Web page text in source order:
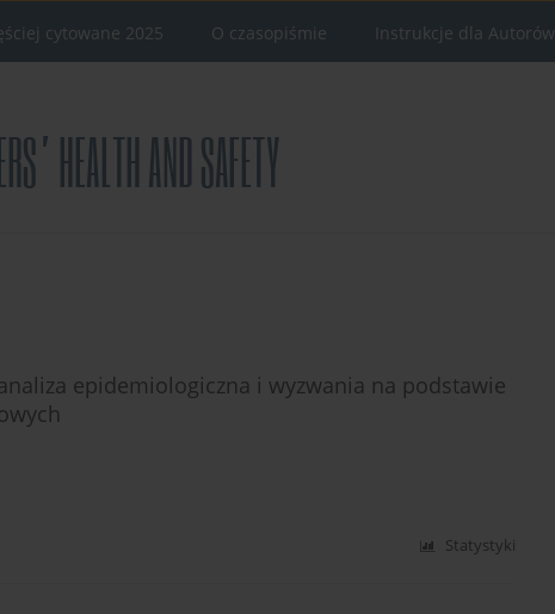
cytowane 2025 O czasopiśmie Instrukcje dla Autorów
epidemiologiczna i wyzwania na podstawie
Statystyki